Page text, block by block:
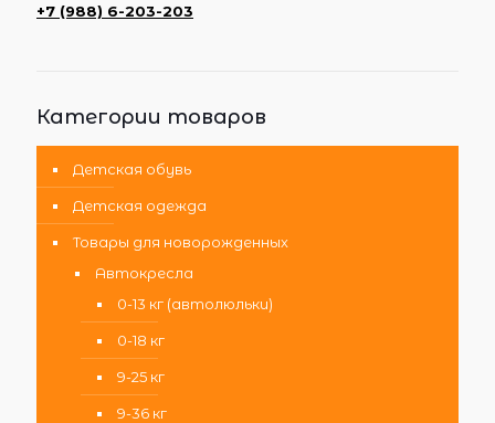
+7 (988) 6-203-203
Категории товаров
Детская обувь
Детская одежда
Товары для новорожденных
Автокресла
0-13 кг (автолюльки)
0-18 кг
9-25 кг
9-36 кг